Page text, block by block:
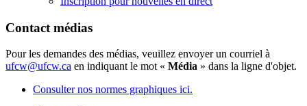
Contact médias
Pour les demandes des médias, veuillez envoyer un courriel à
ufcw@ufcw.ca en indiquant le mot « Média » dans la ligne d'objet.
Consulter nos normes graphiques ici.